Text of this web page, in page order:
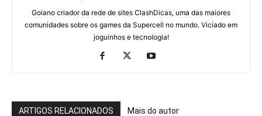
Goiano criador da rede de sites ClashDicas, uma das maiores
comunidades sobre os games da Supercell no mundo. Viciado em
joguinhos e tecnologia!
ARTIGOS RELACIONADOS Mais do autor